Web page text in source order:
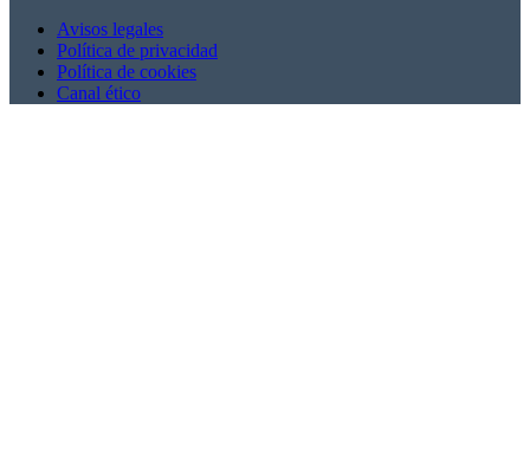
Avisos legales
Política de privacidad
Política de cookies
Canal ético